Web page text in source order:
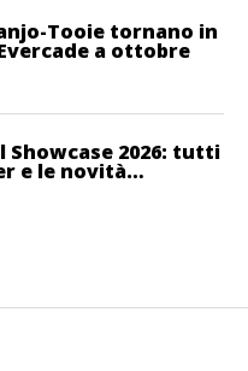
Tooie tornano in
a ottobre
Showcase 2026: tutti
e le novità